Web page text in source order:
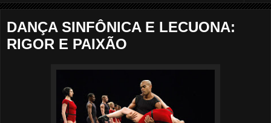
DANÇA SINFÔNICA E LECUONA:
RIGOR E PAIXÃO